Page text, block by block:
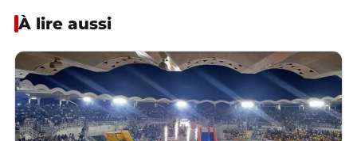
À lire aussi